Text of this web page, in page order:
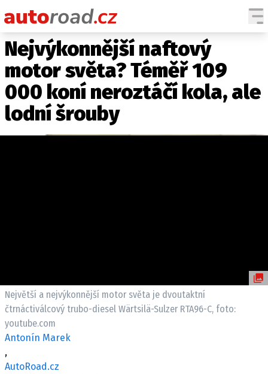
AUTA
TESTY AUT
NOVINKY
NOVINKY ZE SVĚTA EV
Nejvýkonnější naftový
motor světa? Téměř 109
000 koní neroztáčí kola, ale
lodní šrouby
Největší a nejvýkonnější motor světa je dvoutaktní
čtrnáctiválcový trubo-diesel Wärtsilä-Sulzer RTA96-C, foto:
youtube.com
Antonín Marek
,
AutoRoad.cz